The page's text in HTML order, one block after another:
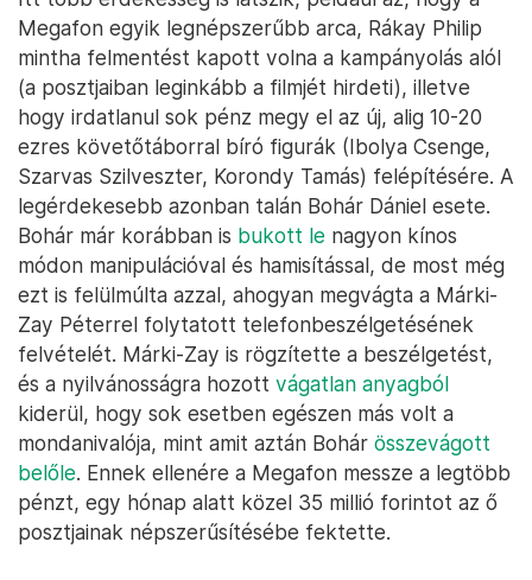
Megafon egyik legnépszerűbb arca, Rákay Philip
mintha felmentést kapott volna a kampányolás alól
(a posztjaiban leginkább a filmjét hirdeti), illetve
hogy irdatlanul sok pénz megy el az új, alig 10-20
ezres követőtáborral bíró figurák (Ibolya Csenge,
Szarvas Szilveszter, Korondy Tamás) felépítésére. A
legérdekesebb azonban talán Bohár Dániel esete.
Bohár már korábban is bukott le nagyon kínos
módon manipulációval és hamisítással, de most még
ezt is felülmúlta azzal, ahogyan megvágta a Márki-
Zay Péterrel folytatott telefonbeszélgetésének
felvételét. Márki-Zay is rögzítette a beszélgetést,
és a nyilvánosságra hozott vágatlan anyagból
kiderül, hogy sok esetben egészen más volt a
mondanivalója, mint amit aztán Bohár összevágott
belőle. Ennek ellenére a Megafon messze a legtöbb
pénzt, egy hónap alatt közel 35 millió forintot az ő
posztjainak népszerűsítésébe fektette.